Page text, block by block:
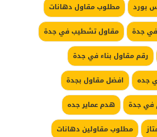
بورد
مطلوب مقاول دهانات
جدة
مقاول تشطيب في جدة
رقم مقاول بناء في جدة
جده
افضل مقاول بجدة
في جدة
هدم عماير جده
مطلوب مقاولين دهانات